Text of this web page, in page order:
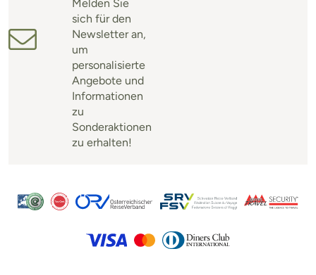
Melden Sie
sich für den
Newsletter an,
um
personalisierte
Angebote und
Informationen
zu
Sonderaktionen
zu erhalten!